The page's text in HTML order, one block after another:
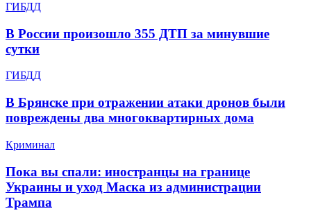
ГИБДД
В России произошло 355 ДТП за минувшие
сутки
ГИБДД
В Брянске при отражении атаки дронов были
повреждены два многоквартирных дома
Криминал
Пока вы спали: иностранцы на границе
Украины и уход Маска из администрации
Трампа